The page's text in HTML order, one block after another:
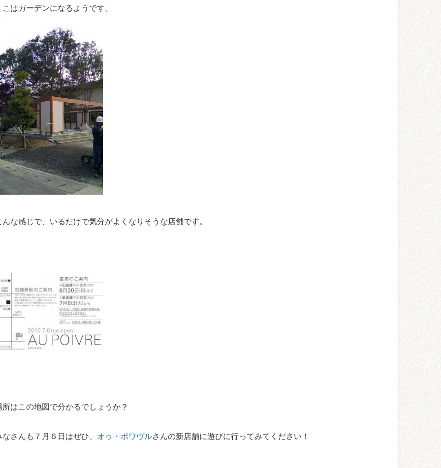
こはガーデンになるようです。
んな感じで、いるだけで気分がよくなりそうな店舗です。
所はこの地図で分かるでしょうか？
なさんも７月６日はぜひ、 オゥ・ポワヴルさんの新店舗に遊びに行ってみてください！